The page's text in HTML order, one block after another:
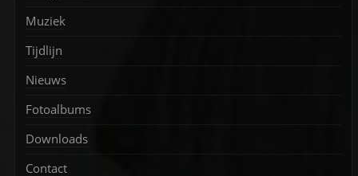
Muziek
Tijdlijn
Nieuws
Fotoalbums
Downloads
Contact